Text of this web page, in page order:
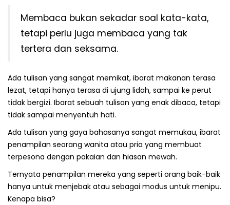
Membaca bukan sekadar soal kata-kata,
tetapi perlu juga membaca yang tak
tertera dan seksama.
Ada tulisan yang sangat memikat, ibarat makanan terasa
lezat, tetapi hanya terasa di ujung lidah, sampai ke perut
tidak bergizi. Ibarat sebuah tulisan yang enak dibaca, tetapi
tidak sampai menyentuh hati.
Ada tulisan yang gaya bahasanya sangat memukau, ibarat
penampilan seorang wanita atau pria yang membuat
terpesona dengan pakaian dan hiasan mewah.
Ternyata penampilan mereka yang seperti orang baik-baik
hanya untuk menjebak atau sebagai modus untuk menipu.
Kenapa bisa?